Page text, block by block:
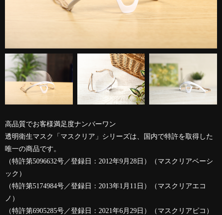
高品質でお客様満足度ナンバーワン
透明衛生マスク「マスクリア」シリーズは、国内で特許を取得した
唯一の商品です。
（特許第5096632号／登録日：2012年9月28日）（マスクリアベーシ
ック）
（特許第5174984号／登録日：2013年1月11日）（マスクリアエコ
ノ）
（特許第6905285号／登録日：2021年6月29日）（マスクリアピコ）